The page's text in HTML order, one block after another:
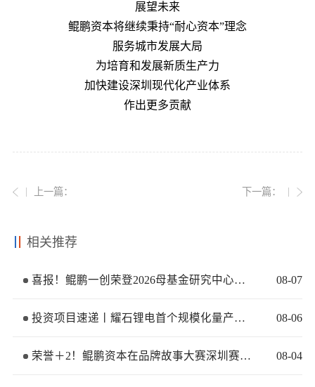
展望未来
鲲鹏资本将继续秉持“耐心资本”理念
服务城市发展大局
为培育和发展新质生产力
加快建设深圳现代化产业体系
作出更多贡献
上一篇： 下一篇：
相关推荐
喜报！鲲鹏一创荣登2026母基金研究中心两大榜单 08-07
投资项目速递丨耀石锂电首个规模化量产基地签约落地 08-06
荣誉＋2！鲲鹏资本在品牌故事大赛深圳赛区再获佳绩 08-04